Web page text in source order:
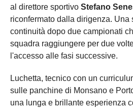
al direttore sportivo Stefano
riconfermato dalla dirigenza. Una
continuità dopo due campionati
squadra raggiungere per due
l'accesso alle fasi successive.
Luchetta, tecnico con un
sulle panchine di Monsano e
una lunga e brillante esperienza